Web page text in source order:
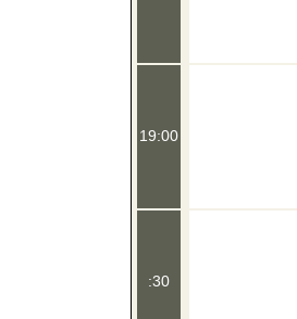
19:00
:30